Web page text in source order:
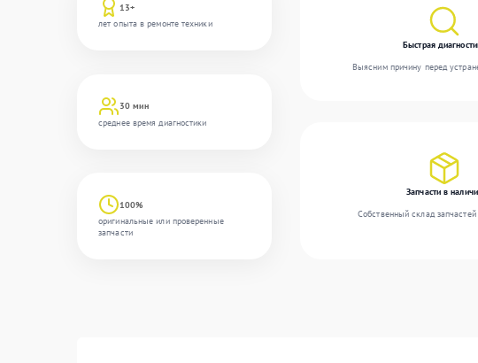
13+
лет опыта в ремонте техники
30 мин
среднее время диагностики
100%
оригинальные или проверенные
запчасти
Быстрая
Выясним причину перед
Запчасти в
Собственный склад